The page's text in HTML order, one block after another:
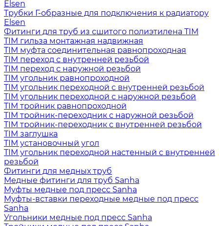
Elsen
Трубки Г-образные для подключения к радиатору
Elsen
Фитинги для труб из сшитого полиэтилена TIM
TIM гильза монтажная надвижная
TIM муфта соединительная равнопроходная
TIM переход с внутренней резьбой
TIM переход с наружной резьбой
TIM угольник равнопроходной
TIM угольник переходной с внутренней резьбой
TIM угольник переходной с наружной резьбой
TIM тройник равнопроходной
TIM тройник-переходник с наружной резьбой
TIM тройник-переходник с внутренней резьбой
TIM заглушка
TIM установочный угол
TIM угольник переходной настенный с внутренней
резьбой
Фитинги для медных труб
Медные фитинги для труб Sanha
Муфты медные под пресс Sanha
Муфты-вставки переходные медные под пресс
Sanha
Угольники медные под пресс Sanha